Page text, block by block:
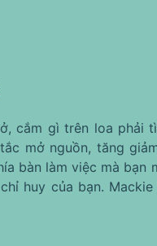
cắm gì trên loa phải
mở nguồn, tăng
bàn làm việc mà bạn
huy của bạn.